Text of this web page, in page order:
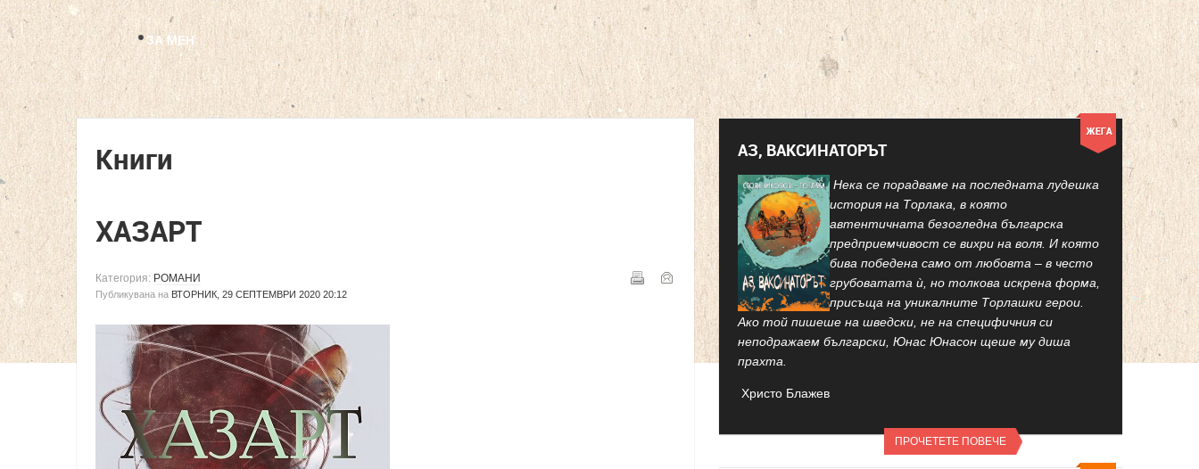
ЗА МЕН
Книги
ХАЗАРТ
Категория: РОМАНИ
Публикувана на ВТОРНИК, 29 СЕПТЕМВРИ 2020 20:12
АЗ, ВАКСИНАТОРЪТ
Нека се порадваме на последната лудешка
история на Торлака, в която
автентичната безогледна българска
предприемчивост се вихри на воля. И която
бива победена само от любовта – в често
грубоватата ѝ, но толкова искрена форма,
присъща на уникалните Торлашки герои.
Ако той пишеше на шведски, не на специфичния си
неподражаем български, Юнас Юнасон щеше му диша
прахта.
Христо Блажев
ПРОЧЕТЕТЕ ПОВЕЧЕ